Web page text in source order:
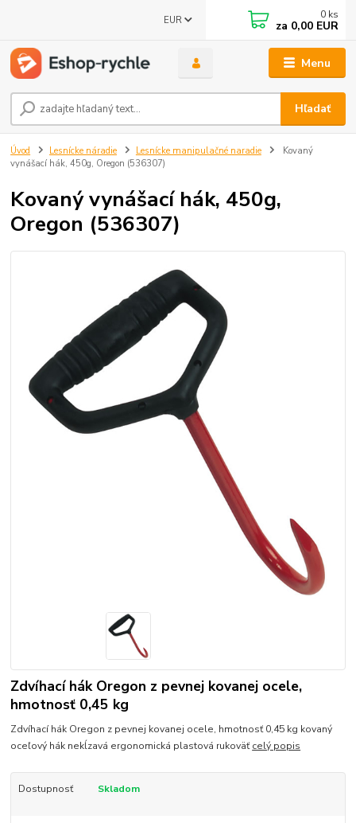
Menu
EUR
Hľadať
0 ks
za 0,00 EUR
Úvod Lesnícke náradie Lesnícke manipulačné naradie
Kovaný
vynášací hák, 450g, Oregon (536307)
Kovaný vynášací hák, 450g,
Oregon (536307)
Zdvíhací hák Oregon z pevnej kovanej ocele,
hmotnosť 0,45 kg
Zdvíhací hák Oregon z pevnej kovanej ocele, hmotnosť 0,45 kg kovaný
oceľový hák nekĺzavá ergonomická plastová rukoväťcelý popis
Dostupnosť Skladom